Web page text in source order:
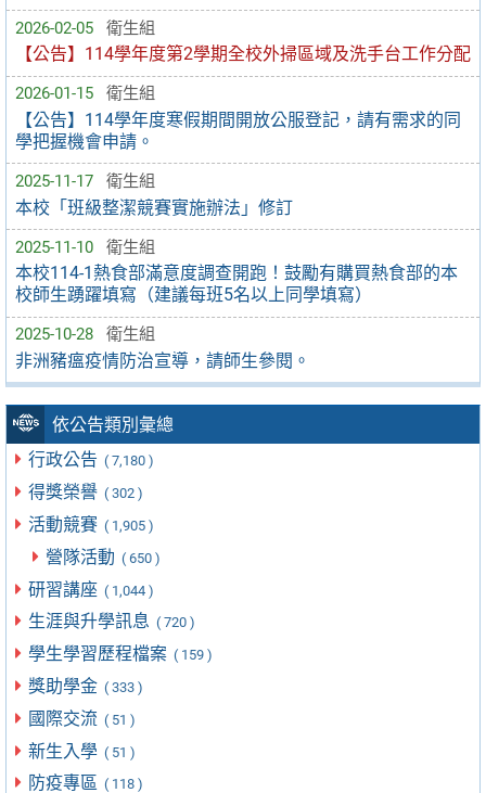
2026-02-05 衛生組
【公告】114學年度第2學期全校外掃區域及洗手台工作分配
2026-01-15 衛生組
【公告】114學年度寒假期間開放公服登記，請有需求的同
學把握機會申請。
2025-11-17 衛生組
本校「班級整潔競賽實施辦法」修訂
2025-11-10 衛生組
本校114-1熱食部滿意度調查開跑！鼓勵有購買熱食部的本
校師生踴躍填寫（建議每班5名以上同學填寫）
2025-10-28 衛生組
非洲豬瘟疫情防治宣導，請師生參閱。
依公告類別彙總
行政公告 ( 7,180 )
得獎榮譽 ( 302 )
活動競賽 ( 1,905 )
營隊活動 ( 650 )
研習講座 ( 1,044 )
生涯與升學訊息 ( 720 )
學生學習歷程檔案 ( 159 )
獎助學金 ( 333 )
國際交流 ( 51 )
新生入學 ( 51 )
防疫專區 ( 118 )